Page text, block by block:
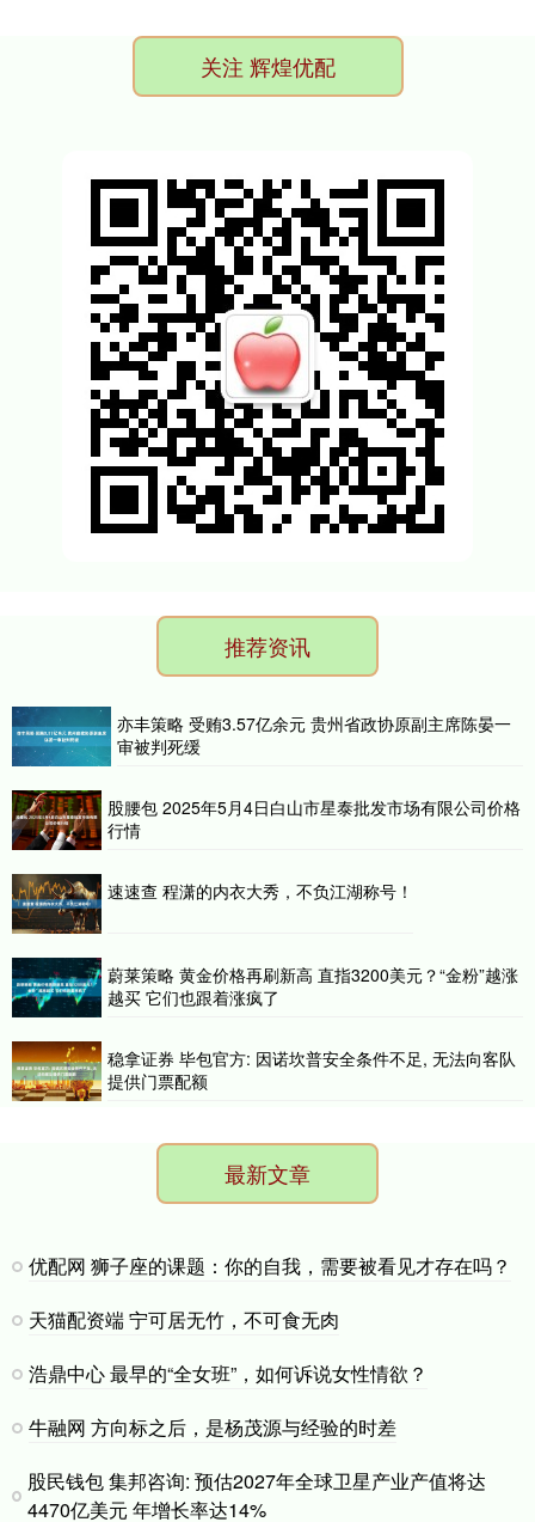
关注 辉煌优配
推荐资讯
亦丰策略 受贿3.57亿余元 贵州省政协原副主席陈晏一
审被判死缓
股腰包 2025年5月4日白山市星泰批发市场有限公司价格
行情
速速查 程潇的内衣大秀，不负江湖称号！
蔚莱策略 黄金价格再刷新高 直指3200美元？“金粉”越涨
越买 它们也跟着涨疯了
稳拿证券 毕包官方: 因诺坎普安全条件不足, 无法向客队
提供门票配额
最新文章
优配网 狮子座的课题：你的自我，需要被看见才存在吗？
天猫配资端 宁可居无竹，不可食无肉
浩鼎中心 最早的“全女班”，如何诉说女性情欲？
牛融网 方向标之后，是杨茂源与经验的时差
股民钱包 集邦咨询: 预估2027年全球卫星产业产值将达
4470亿美元 年增长率达14%